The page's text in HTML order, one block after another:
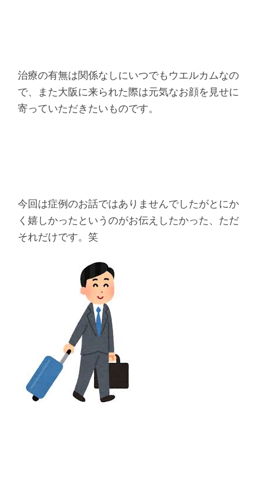
治療の有無は関係なしにいつでもウエルカムなの
で、また大阪に来られた際は元気なお顔を見せに
寄っていただきたいものです。
今回は症例のお話ではありませんでしたがとにか
く嬉しかったというのがお伝えしたかった、ただ
それだけです。笑